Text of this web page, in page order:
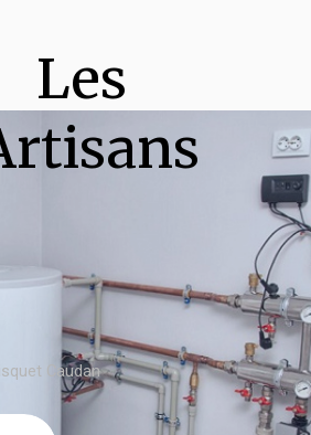
Les
Caudan